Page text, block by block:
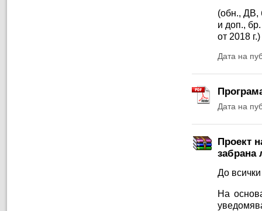
(обн., ДВ,
и доп.,
от 2018 г.)
Дата на
Дата на
Проект
забрана
До
На